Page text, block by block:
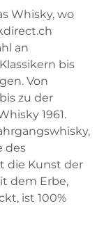
Whisky, wo
an
bis
Von
zu der
1961.
des
die Kunst der
dem Erbe,
ist 100%